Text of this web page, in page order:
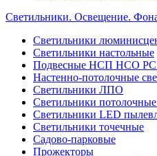
Светильники. Освещение.
Светильники
Светильники настольные
Подвесные НСП НСО
Настенно-потолочные
Светильники ЛПО
Светильники
Светильники LED
Светильники точечные
Садово-парковые
Прожекторы